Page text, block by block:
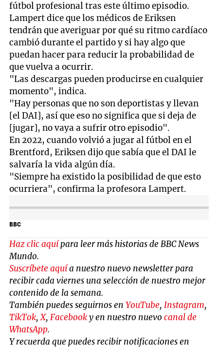
fútbol profesional tras este último episodio.
Lampert dice que los médicos de Eriksen
tendrán que averiguar por qué su ritmo cardíaco
cambió durante el partido y si hay algo que
puedan hacer para reducir la probabilidad de
que vuelva a ocurrir.
"Las descargas pueden producirse en cualquier
momento", indica.
"Hay personas que no son deportistas y llevan
[el DAI], así que eso no significa que si deja de
[jugar], no vaya a sufrir otro episodio".
En 2022, cuando volvió a jugar al fútbol en el
Brentford, Eriksen dijo que sabía que el DAI le
salvaría la vida algún día.
"Siempre ha existido la posibilidad de que esto
ocurriera", confirma la profesora Lampert.
BBC
Haz clic aquípara leer más historias de BBC News
Mundo.
Suscríbete aquía nuestro nuevo newsletter para
recibir cada viernes una selección de nuestro mejor
contenido de la semana.
También puedes seguirnos enYouTube,Instagram,
TikTok,X,Facebooky en nuestro nuevocanal de
WhatsApp.
Y recuerda que puedes recibir notificaciones en